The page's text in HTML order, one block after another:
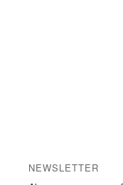
NEWSLETTER